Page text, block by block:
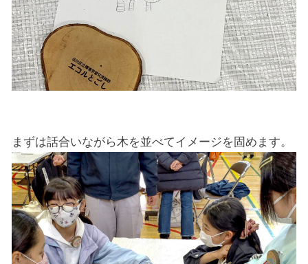
まずは話合いながら木を並べてイメージを固めます。